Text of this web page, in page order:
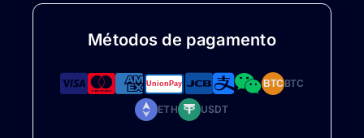
Métodos de pagamento
BTCBTC
ETH USDT